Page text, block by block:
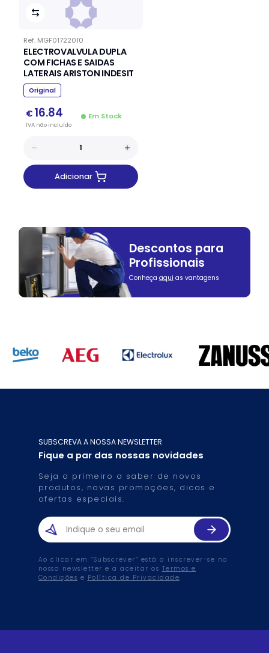
Ref. MGF01722010
ELECTROVALVULA DUPLA
COM FICHAS E SAIDAS
LATERAIS ARISTON INDESIT
Original
€ 16.84
IVA nãoincluído
Em Stock
Adicionar
Descontos para
Profissionais
Conheça aqui as vantagens
SUBSCREVA A NOSSA NEWSLETTER
Fique a par das nossas novidades
Seja o primeiro a saber de novos
produtos, novas promoções, dicas e
ofertas especiais.
Ao clicar em “Subscrever” está a inscrever-se na
nossa newsletter e a aceitar os Termos e
Condições e Política de Privacidade.